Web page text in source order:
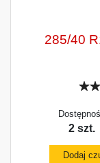
285/40
2 szt.
Dodaj